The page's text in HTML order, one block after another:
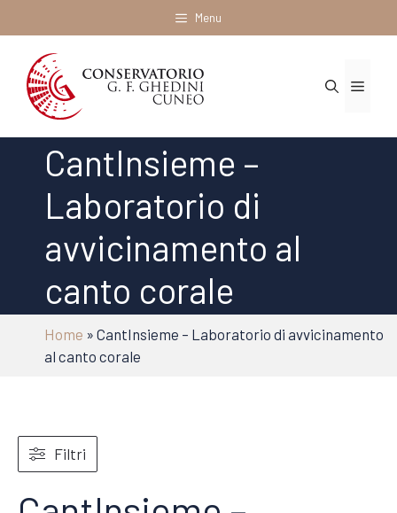
al
contenuto
Menu
Menu
CantInsieme –
Laboratorio di
avvicinamento al
canto corale
Home » CantInsieme – Laboratorio di avvicinamento
al canto corale
Filtri